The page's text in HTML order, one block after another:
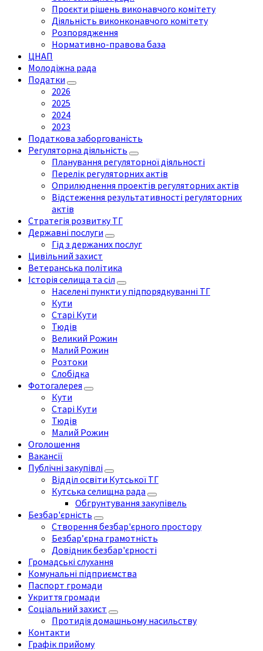
Проєкти рішень виконавчого комітету
Діяльність виконконавчого комітету
Розпорядження
Нормативно-правова база
ЦНАП
Молодіжна рада
Податки
2026
2025
2024
2023
Податкова заборгованість
Регуляторна діяльність
Планування регуляторної діяльності
Перелік регуляторних актів
Оприлюднення проектів регуляторних актів
Відстеження результативності регуляторних
актів
Стратегія розвитку ТГ
Державні послуги
Гід з держаних послуг
Цивільний захист
Ветеранська політика
Історія селища та сіл
Населені пункти у підпорядкуванні ТГ
Кути
Старі Кути
Тюдів
Великий Рожин
Малий Рожин
Розтоки
Слобідка
Фотогалерея
Кути
Старі Кути
Тюдів
Малий Рожин
Оголошення
Вакансії
Публічні закупівлі
Відділ освіти Кутської ТГ
Кутська селищна рада
Обгрунтування закупівель
Безбар'єрність
Створення безбар'єрного простору
Безбар’єрна грамотність
Довідник безбар'єрності
Громадські слухання
Комунальні підприємства
Паспорт громади
Укриття громади
Соціальний захист
Протидія домашньому насильству
Контакти
Графік прийому